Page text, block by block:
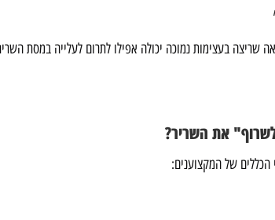
בעצימות נמוכה יכולה אפילו לתרום לעלייה במסת השריר
את השריר?
הכללים של המקצוענים: